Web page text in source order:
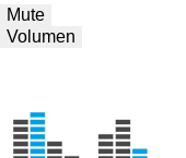
Mute
Volumen